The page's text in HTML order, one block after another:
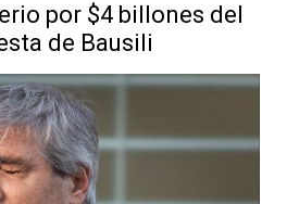
por $4 billones del
de Bausili